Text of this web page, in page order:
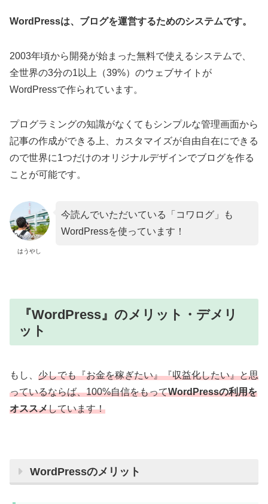
WordPressは、ブログを運営するためのシステムです。
2003年頃から開発が始まった無料で使えるシステムで、
全世界の3分の1以上（39%）のウェブサイトが
WordPressで作られています。
プログラミングの知識がなくてもシンプルな管理画面から
記事の作成ができる上、カスタマイズが自由自在にできる
ので世界に1つだけのオリジナルデザインでブログを作る
ことが可能です。
はうやし
今読んでいただいている「コワログ」も
WordPressを使っています！
『WordPress』のメリット・デメリ
ット
もし、 少しでも『お金を稼ぎたい』『収益化したい』と思
っているならば、100%自信をもってWordPressの利用を
オススメしています！
WordPressのメリット